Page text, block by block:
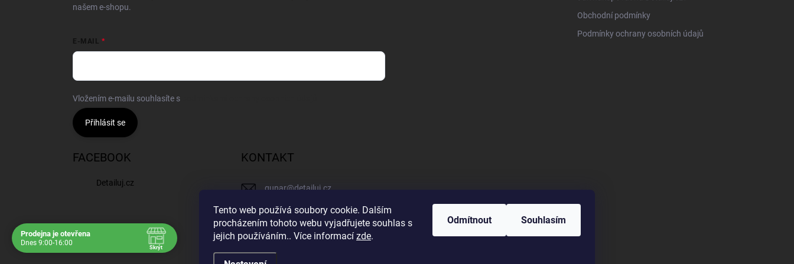
Tento web používá soubory cookie. Dalším
procházením tohoto webu vyjadřujete souhlas s
jejich používáním.. Více informací zde.
Odmítnout Souhlasím
našem e-shopu.
E-MAIL
Vložením e-mailu souhlasíte s
Přihlásit se
Obchodní podmínky
Podmínky ochrany osobních údajů
FACEBOOK
Detailuj.cz
KONTAKT
gunar@detailuj.cz
770192683
Prodejna je otevřena
Dnes 9:00-16:00
Skrýt
Navštivte nás osobně